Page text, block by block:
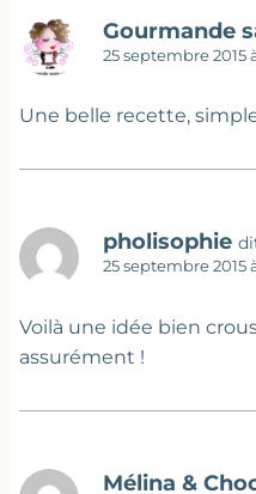
Gourmande
25 septembre 2015
Une belle recette,
pholisophie
25 septembre 2015
Voilà une idée bien
assurément !
Mélina &